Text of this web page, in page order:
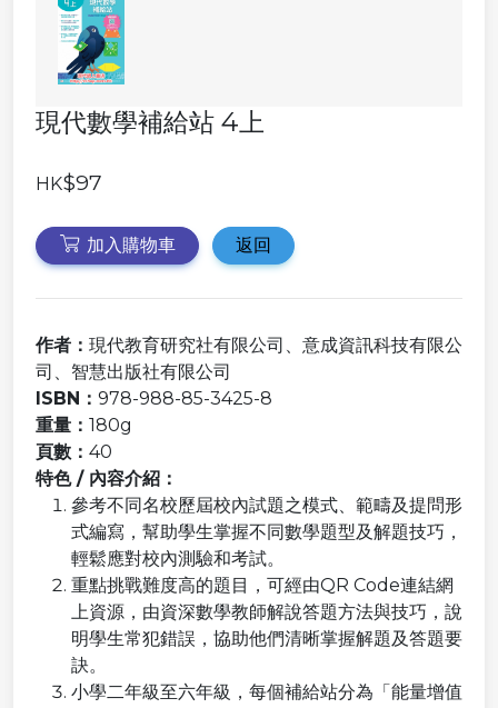
現代數學補給站 4上
HK$97
加入購物車 返回
作者： 現代教育研究社有限公司、意成資訊科技有限公
司、智慧出版社有限公司
ISBN： 978-988-85-3425-8
重量： 180g
頁數： 40
特色 / 內容介紹：
參考不同名校歷屆校內試題之模式、範疇及提問形
式編寫，幫助學生掌握不同數學題型及解題技巧，
輕鬆應對校內測驗和考試。
重點挑戰難度高的題目，可經由QR Code連結網
上資源，由資深數學教師解說答題方法與技巧，說
明學生常犯錯誤，協助他們清晰掌握解題及答題要
訣。
小學二年級至六年級，每個補給站分為「能量增值